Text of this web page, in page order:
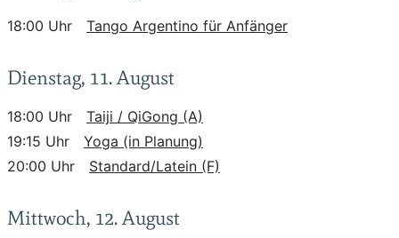
18:00 Uhr Tango Argentino für Anfänger
Dienstag, 11. August
18:00 Uhr
Taiji / QiGong (A)
19:15 Uhr
Yoga (in Planung)
20:00 Uhr
Standard/Latein (F)
Mittwoch, 12. August